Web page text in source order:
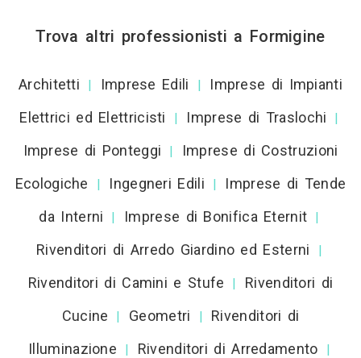
Trova altri professionisti a Formigine
Architetti | Imprese Edili |
Imprese di Impianti
Elettrici ed Elettricisti
| Imprese di Traslochi |
Imprese di Ponteggi |
Imprese di Costruzioni
Ecologiche
| Ingegneri Edili |
Imprese di Tende
da Interni
| Imprese di Bonifica Eternit |
Rivenditori di Arredo Giardino ed Esterni |
Rivenditori di Camini e Stufe |
Rivenditori di
Cucine
| Geometri |
Rivenditori di
Illuminazione
| Rivenditori di Arredamento |